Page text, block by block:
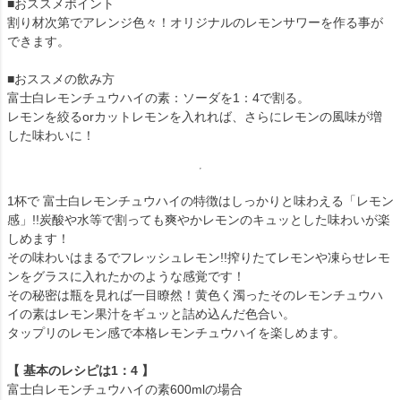
■おススメポイント
割り材次第でアレンジ色々！オリジナルのレモンサワーを作る事が
できます。
■おススメの飲み方
富士白レモンチュウハイの素：ソーダを1：4で割る。
レモンを絞るorカットレモンを入れれば、さらにレモンの風味が増
した味わいに！
1杯で 富士白レモンチュウハイの特徴はしっかりと味わえる「レモン
感」!!炭酸や水等で割っても爽やかレモンのキュッとした味わいが楽
しめます！
その味わいはまるでフレッシュレモン!!搾りたてレモンや凍らせレモ
ンをグラスに入れたかのような感覚です！
その秘密は瓶を見れば一目瞭然！黄色く濁ったそのレモンチュウハ
イの素はレモン果汁をギュッと詰め込んだ色合い。
タップリのレモン感で本格レモンチュウハイを楽しめます。
【 基本のレシピは1：4 】
富士白レモンチュウハイの素600mlの場合